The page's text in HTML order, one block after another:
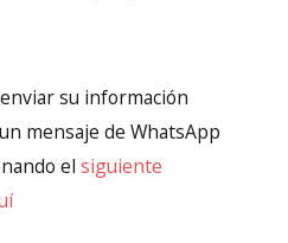
su información
mensaje de WhatsApp
el siguiente